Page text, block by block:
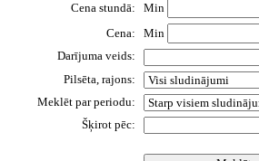
Cena stundā:
Min
Cena:
Min
Darījuma veids:
Pilsēta, rajons:
Meklēt par periodu:
Šķirot pēc: